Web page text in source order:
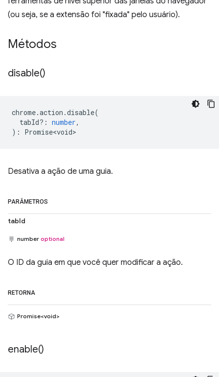
(ou seja, se a extensão foi "fixada" pelo usuário).
Métodos
disable()
chrome.action .disable(
tabId? : number,
) : Promise<void>
Desativa a ação de uma guia.
PARÂMETROS
tabId
number optional
O ID da guia em que você quer modificar a ação.
RETORNA
Promise<void>
enable()